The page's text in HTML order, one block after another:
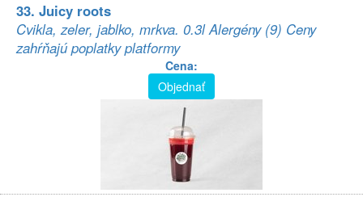
33. Juicy roots
Cvikla, zeler, jablko, mrkva. 0.3l Alergény (9) Ceny
zahŕňajú poplatky platformy
Cena:
Objednať